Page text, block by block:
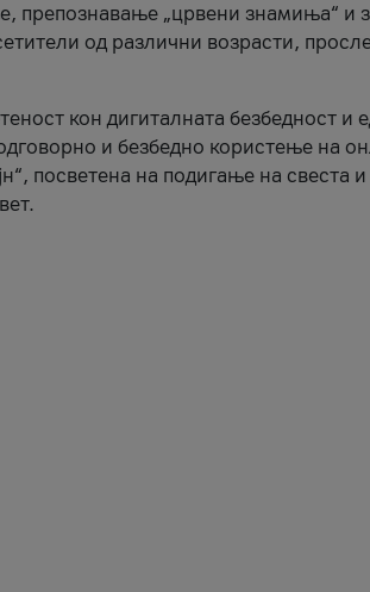
препознавање „црвени знамиња“ и
од различни возрасти,
кон дигиталната безбедност и
и безбедно користење на
посветена на подигање на свеста